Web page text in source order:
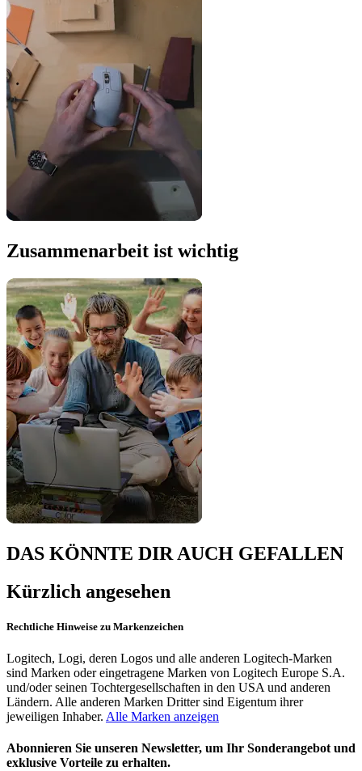
Zusammenarbeit ist wichtig
DAS KÖNNTE DIR AUCH GEFALLEN
Kürzlich angesehen
Rechtliche Hinweise zu Markenzeichen
Logitech, Logi, deren Logos und alle anderen Logitech-Marken
sind Marken oder eingetragene Marken von Logitech Europe S.A.
und/oder seinen Tochtergesellschaften in den USA und anderen
Ländern. Alle anderen Marken Dritter sind Eigentum ihrer
jeweiligen Inhaber. Alle Marken anzeigen
Abonnieren Sie unseren Newsletter, um Ihr Sonderangebot und
exklusive Vorteile zu erhalten.